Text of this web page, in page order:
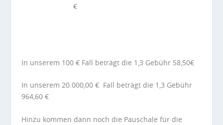
€
In unserem 100 € Fall beträgt die 1,3 Gebühr 58,50€
In unserem 20.000,00 € Fall beträgt die 1,3 Gebühr
964,60 €
Hinzu kommen dann noch die Pauschale für die